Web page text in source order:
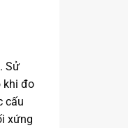
Sử
khi đo
cấu
xứng